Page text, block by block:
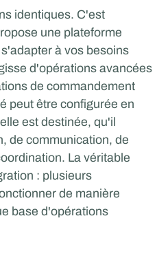
identiques. C'est
une plateforme
à vos besoins
d'opérations avancées
de commandement
peut être configurée en
est destinée, qu'il
de communication, de
La véritable
: plusieurs
de manière
base d'opérations